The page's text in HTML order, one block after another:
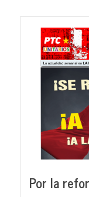
Por la